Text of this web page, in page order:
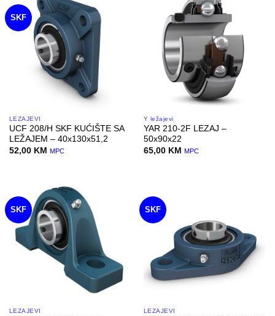
SKF
LEŽAJEVI
UCF 208/H SKF KUĆIŠTE SA
LEŽAJEM – 40x130x51,2
52,00 KM MPC
Y ležajevi
YAR 210-2F LEZAJ –
50x90x22
65,00 KM MPC
SKF
LEŽAJEVI
SKF
LEŽAJEVI